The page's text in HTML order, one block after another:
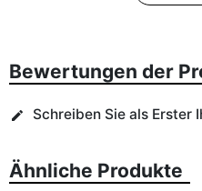
Bewertungen der
edit Schreiben Sie als Erster
Ähnliche Produkte